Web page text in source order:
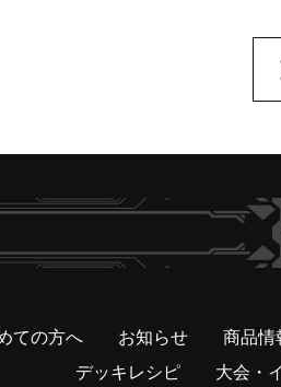
ての方へ お知らせ 商品情
デッキレシピ
大会・